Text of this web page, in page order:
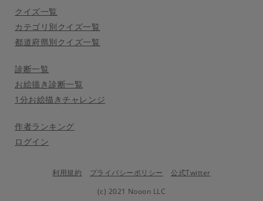
クイズ一覧
カテゴリ別クイズ一覧
都道府県別クイズ一覧
診断一覧
お絵描き診断一覧
1分お絵描きチャレンジ
作者ランキング
ログイン
利用規約 プライバシーポリシー
公式Twitter
(c) 2021 Nooon LLC